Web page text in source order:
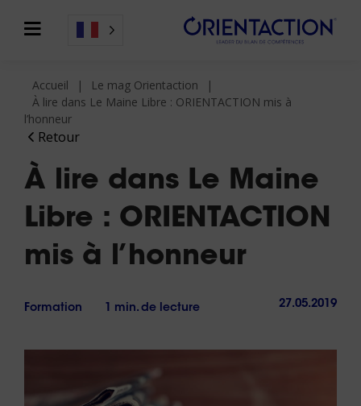
Retour
Accueil
Le mag Orientaction
À lire dans Le Maine Libre : ORIENTACTION mis à
l’honneur
À lire dans Le Maine
Libre : ORIENTACTION
mis à l’honneur
Formation 1 min. de lecture 27.05.2019